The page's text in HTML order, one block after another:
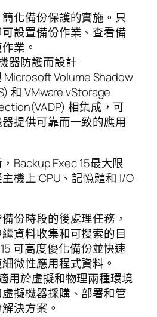
化備份保護的實施。只
設置備份作業、查看備
業。
器防護而設計
Microsoft Volume Shadow
和 VMware vStorage
相集成，可
提供可靠而一致的應用
Backup Exec 15最大限
機上 CPU、記憶體和 I/O
份時段的後處理任務，
資料收集和可搜索的目
可高度優化備份並快速
微性應用程式資料。
用於虛擬和物理兩種環境
擬機器採購、部署和管
決方案。